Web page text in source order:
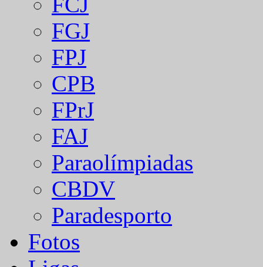
FGJ
FPJ
CPB
FPrJ
FAJ
Paraolímpiadas
CBDV
Paradesporto
Fotos